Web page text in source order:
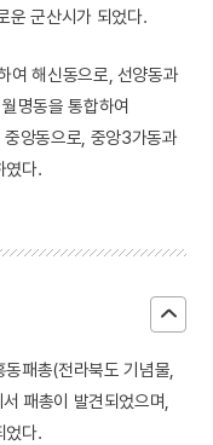
운 군산시가 되었다.
여 해신동으로, 선양동과
명동을 통합하여
앙동으로, 중앙3가동과
였다.
패총(전라북도 기념물,
패총이 발견되었으며,
었다.